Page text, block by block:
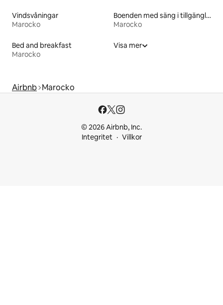
Vindsvåningar
Marocko
Boenden med säng i tillgänglighetsanpassad höjd
Marocko
Bed and breakfast
Marocko
Visa mer
Airbnb Marocko
© 2026 Airbnb, Inc.
Integritet
Villkor